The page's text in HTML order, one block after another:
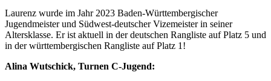
Laurenz wurde im Jahr 2023 Baden-Württembergischer
Jugendmeister und Südwest-deutscher Vizemeister in seiner
Altersklasse. Er ist aktuell in der deutschen Rangliste auf Platz 5 und
in der württembergischen Rangliste auf Platz 1!
Alina Wutschick, Turnen C-Jugend: